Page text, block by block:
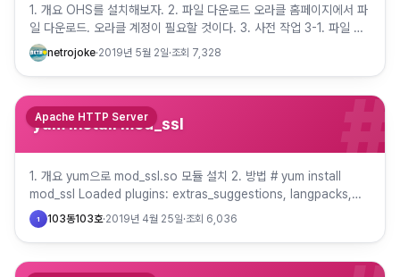
1. 개요 OHS를 설치해보자. 2. 파일 다운로드 오라클 홈페이지에서 파
일 다운로드. 오라클 계정이 필요할 것이다. 3. 사전 작업 3-1. 파일 생
성 GUI로 설치하면 모르겠지만 사일런트 모드로…
netrojoke·2019년 5월 2일·조회 7,328
yum install mod_ssl #
Apache HTTP Server
1. 개요 yum으로 mod_ssl.so 모듈 설치 2. 방법 # yum install
mod_ssl Loaded plugins: extras_suggestions, langpacks,
priori…
1 103동103호·2019년 4월 25일·조회 6,036